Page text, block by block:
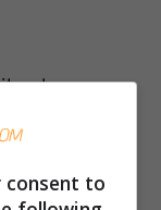
che
in
vaccinali
consent to